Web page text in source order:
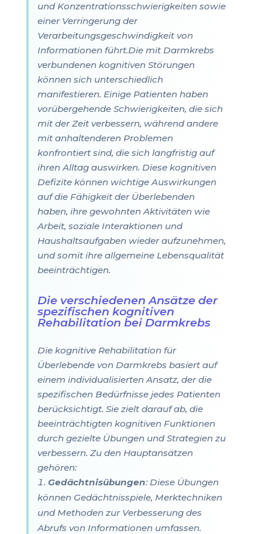
und Konzentrationsschwierigkeiten sowie
einer Verringerung der
Verarbeitungsgeschwindigkeit von
Informationen führt.Die mit Darmkrebs
verbundenen kognitiven Störungen
können sich unterschiedlich
manifestieren. Einige Patienten haben
vorübergehende Schwierigkeiten, die sich
mit der Zeit verbessern, während andere
mit anhaltenderen Problemen
konfrontiert sind, die sich langfristig auf
ihren Alltag auswirken. Diese kognitiven
Defizite können wichtige Auswirkungen
auf die Fähigkeit der Überlebenden
haben, ihre gewohnten Aktivitäten wie
Arbeit, soziale Interaktionen und
Haushaltsaufgaben wieder aufzunehmen,
und somit ihre allgemeine Lebensqualität
beeinträchtigen.
Die verschiedenen Ansätze der
spezifischen kognitiven
Rehabilitation bei Darmkrebs
Die kognitive Rehabilitation für
Überlebende von Darmkrebs basiert auf
einem individualisierten Ansatz, der die
spezifischen Bedürfnisse jedes Patienten
berücksichtigt. Sie zielt darauf ab, die
beeinträchtigten kognitiven Funktionen
durch gezielte Übungen und Strategien zu
verbessern. Zu den Hauptansätzen
gehören:
Gedächtnisübungen: Diese Übungen
können Gedächtnisspiele, Merktechniken
und Methoden zur Verbesserung des
Abrufs von Informationen umfassen.